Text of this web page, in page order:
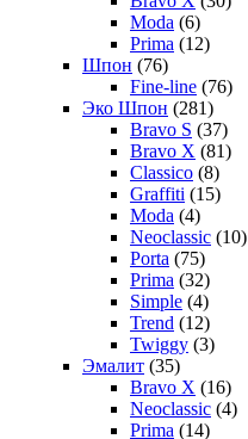
Moda (6)
Prima (12)
Шпон (76)
Fine-line (76)
Эко Шпон (281)
Bravo S (37)
Bravo X (81)
Classico (8)
Graffiti (15)
Moda (4)
Neoclassic (10)
Porta (75)
Prima (32)
Simple (4)
Trend (12)
Twiggy (3)
Эмалит (35)
Bravo X (16)
Neoclassic (4)
Prima (14)